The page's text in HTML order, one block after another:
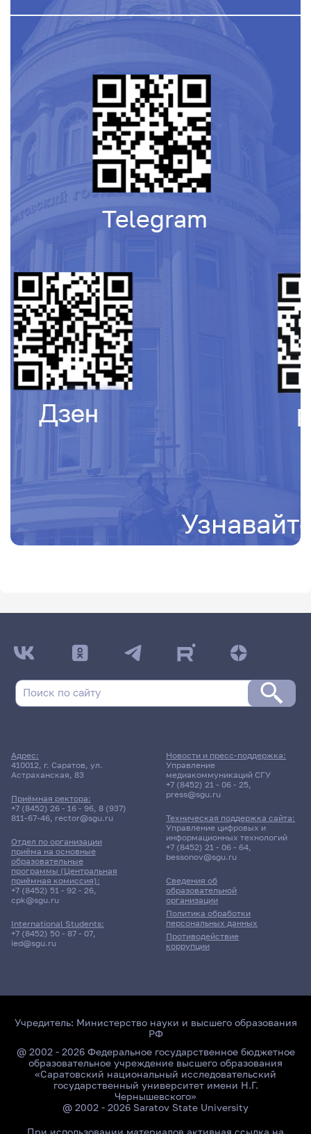
Адрес:
410012, г. Саратов, ул.
Астраханская, 83
Приёмная ректора:
+7 (8452) 26 - 16 - 96, 8 (937)
811-67-46, rector@sgu.ru
Отдел по организации
приёма на основные
образовательные
программы (Центральная
приёмная комиссия):
+7 (8452) 51 - 92 - 26,
cpk@sgu.ru
International Students:
+7 (8452) 50 - 87 - 07,
ied@sgu.ru
Сведения об
образовательной
организации
Политика обработки
персональных данных
Противодействие
коррупции
Новости и пресс-поддержка:
Управление
медиакоммуникаций СГУ
+7 (8452) 21 - 06 - 25,
press@sgu.ru
Техническая поддержка сайта:
Управление цифровых и
информационных технологий
+7 (8452) 21 - 06 - 64,
bessonov@sgu.ru
Учредитель: Министерство науки и высшего образования
РФ
@ 2002 - 2026 Федеральное государственное бюджетное
образовательное учреждение высшего образования
«Саратовский национальный исследовательский
государственный университет имени Н.Г.
Чернышевского»
@ 2002 - 2026 Saratov State University